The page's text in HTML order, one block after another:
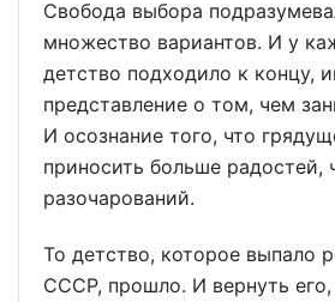
Свобода выбора
множество вариантов. И у
детство подходило к концу,
представление о том, чем
И осознание того, что
приносить больше радостей,
разочарований.
То детство, которое выпало
СССР, прошло. И вернуть его,